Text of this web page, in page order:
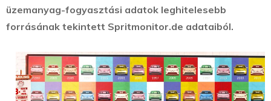
üzemanyag-fogyasztási adatok leghitelesebb
forrásának tekintett Spritmonitor.de adataiból.